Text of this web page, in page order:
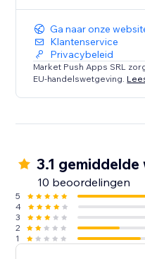
Ga naar onze
Klantenservice
Privacybeleid
Market Push Apps SRL
EU-handelswetgeving.
3.1
10 beoordelingen
5
4
3
2
1